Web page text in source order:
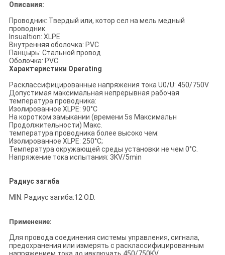
Описания:
Проводник: Твердый или, котор сел на мель медный
проводник
Insualtion: XLPE
Внутренняя оболочка: PVC
Панцырь: Стальной провод
Оболочка: PVC
Характеристики Operating
Расклассифицированные напряжения тока U0/U: 450/750V
Допустимая максимальная непрерывная рабочая
температура проводника:
Изолированное XLPE: 90°C
На коротком замыкании (времени 5s Максимальн
Продолжительности) Макс.
температура проводника более высоко чем:
Изолированное XLPE: 250°C;
Температура окружающей среды установки не чем 0°C.
Напряжение тока испытания: 3KV/5min
Радиус загиба
MIN. Радиус загиба:12 O.D.
Применение:
Для провода соединения системы управления, сигнала,
предохранения или измерять с расклассифицированным